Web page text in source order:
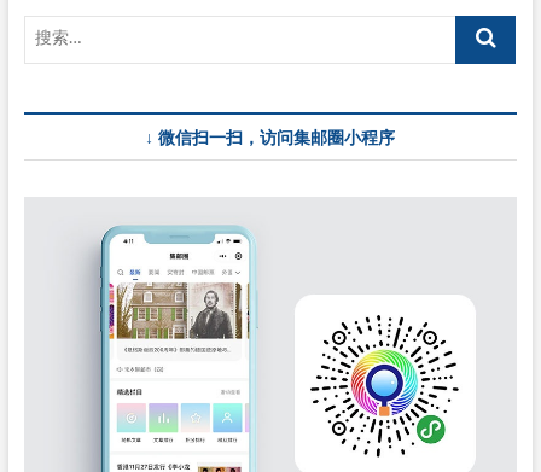
票
五
↓ 微信扫一扫，访问集邮圈小程序